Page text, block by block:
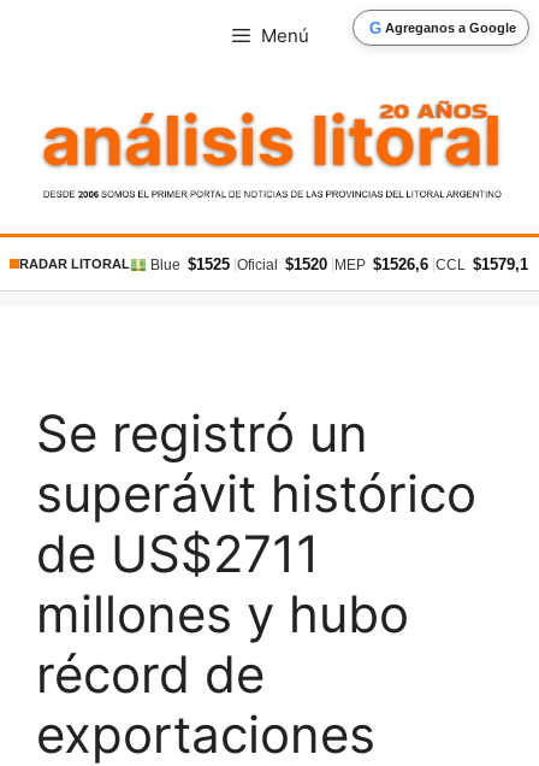
G Agreganos a Google
Menú
RADAR LITORAL Blue $1525 Oficial $1520 MEP $1526,6 CCL $1579,1
Se registró un
superávit histórico
de US$2711
millones y hubo
récord de
exportaciones